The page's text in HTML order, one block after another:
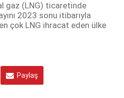
gaz (LNG) ticaretinde
2023 sonu itibarıyla
çok LNG ihracat eden ülke
Paylaş